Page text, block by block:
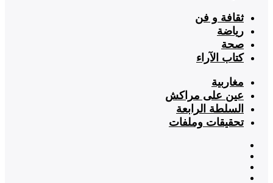
ثقافة و فن
رياضة
صحة
كتاب الآراء
مغاربية
عين على مراكش
السلطة الرابعة
تحقيقات وملفات